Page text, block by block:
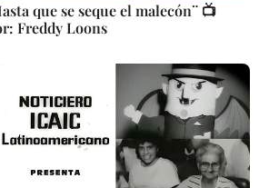
que se seque el malecón¨ 📺
Freddy Loons